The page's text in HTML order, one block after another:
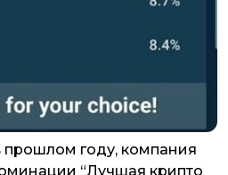
прошлом году, компания
“Лучшая крипто